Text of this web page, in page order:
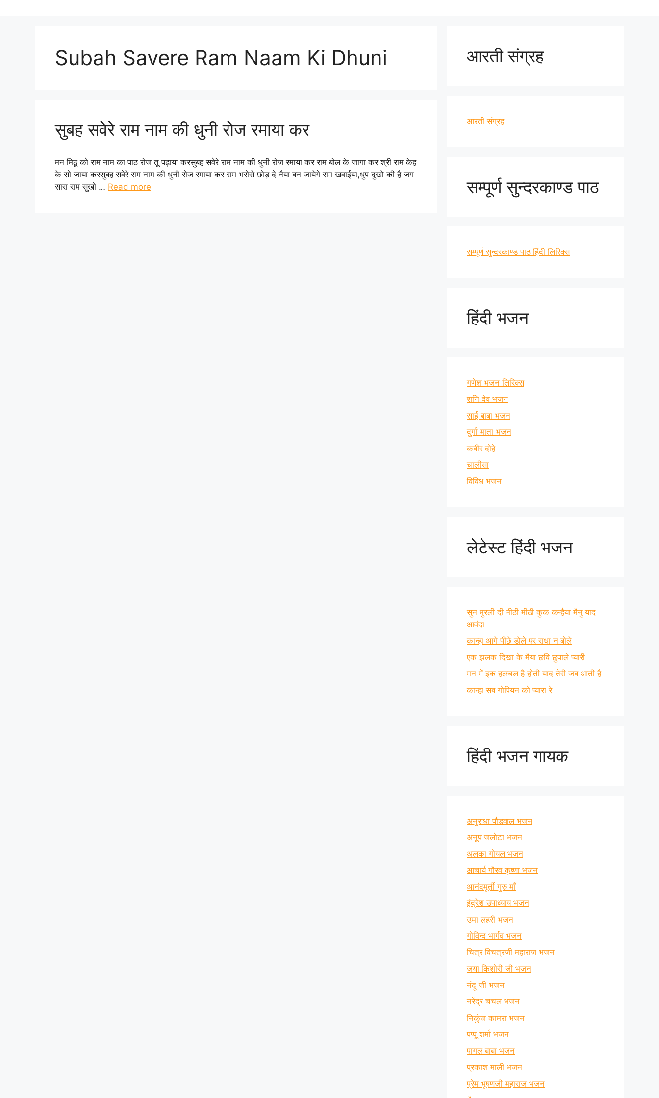
Subah Savere Ram Naam Ki Dhuni
सुबह सवेरे राम नाम की धुनी रोज रमाया कर
मन मिठू को राम नाम का पाठ रोज तू पढ़ाया करसुबह सवेरे राम नाम की धुनी रोज रमाया कर राम बोल के जागा कर श्री राम केह
के सो जाया करसुबह सवेरे राम नाम की धुनी रोज रमाया कर राम भरोसे छोड़ दे नैया बन जायेगे राम खवाईया,धुप दुखो की है जग
सारा राम सुखो … Read more
आरती संग्रह
आरती संग्रह
सम्पूर्ण सुन्दरकाण्ड पाठ
सम्पूर्ण सुन्दरकाण्ड पाठ हिंदी लिरिक्स
हिंदी भजन
गणेश भजन लिरिक्स
शनि देव भजन
साई बाबा भजन
दुर्गा माता भजन
कबीर दोहे
चालीसा
विविध भजन
लेटेस्ट हिंदी भजन
सुन मुरली दी मीठी मीठी कुक कन्हैया मैनु याद
आवंदा
कान्हा आगे पीछे डोले पर राधा न बोले
एक झलक दिखा के मैया छवि छुपाले प्यारी
मन में इक हलचल है होती याद तेरी जब आती है
कान्हा सब गोपियन को प्यारा रे
हिंदी भजन गायक
अनुराधा पौडवाल भजन
अनूप जलोटा भजन
अलका गोयल भजन
आचार्य गौरव कृष्णा भजन
आनंदमूर्ती गुरु माँ
इंद्रेश उपाध्याय भजन
उमा लहरी भजन
गोविन्द भार्गव भजन
चित्र विचत्रजी महाराज भजन
जया किशोरी जी भजन
नंदू जी भजन
नरेंद्र चंचल भजन
निकुंज कामरा भजन
पप्पू शर्मा भजन
पागल बाबा भजन
प्रकाश माली भजन
प्रेम भूषणजी महाराज भजन